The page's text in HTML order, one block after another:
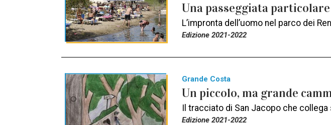
Una passeggiata particolare
L’impronta dell’uomo nel parco dei
Edizione 2021-2022
Grande Costa
Un piccolo, ma grande
Il tracciato di San Jacopo che
Edizione 2021-2022